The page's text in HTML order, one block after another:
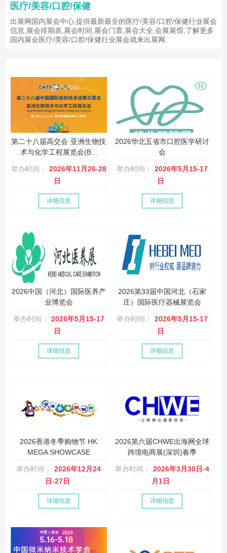
医疗/美容/口腔/保健
出展网国内展会中心,提供最新最全的医疗/美容/口腔/保健行业展会
信息,展会排期表,展会时间,展会门票,展会大全,会展展馆,了解更多
国内展会医疗/美容/口腔/保健行业展会就来出展网.
第二十八届高交会·亚洲生物技
术与化学工程展览会(B...
举办时间：
2026年11月26-28
日
详细信息
2026华北五省市口腔医学研讨
会
举办时间：
2026年5月15-17
日
详细信息
2026中国（河北）国际医养产
业博览会
举办时间：
2026年5月15-17
日
详细信息
2026第33届中国河北（石家
庄）国际医疗器械展览会
举办时间：
2026年5月15-17
日
详细信息
2026香港冬季购物节 HK
MEGA SHOWCASE
举办时间：
2026年12月24
日-27日
详细信息
2026第六届CHWE出海网全球
跨境电商展(深圳)春季
举办时间：
2026年3月30日-4
月1日
详细信息